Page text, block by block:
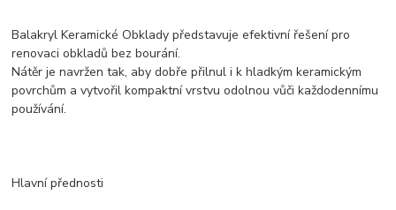
Balakryl Keramické Obklady představuje efektivní řešení pro
renovaci obkladů bez bourání.
Nátěr je navržen tak, aby dobře přilnul i k hladkým keramickým
povrchům a vytvořil kompaktní vrstvu odolnou vůči každodennímu
používání.
Hlavní přednosti